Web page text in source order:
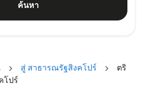
ค้นหา
สู่ สาธารณรัฐสิงคโปร์
ตริ
โปร์